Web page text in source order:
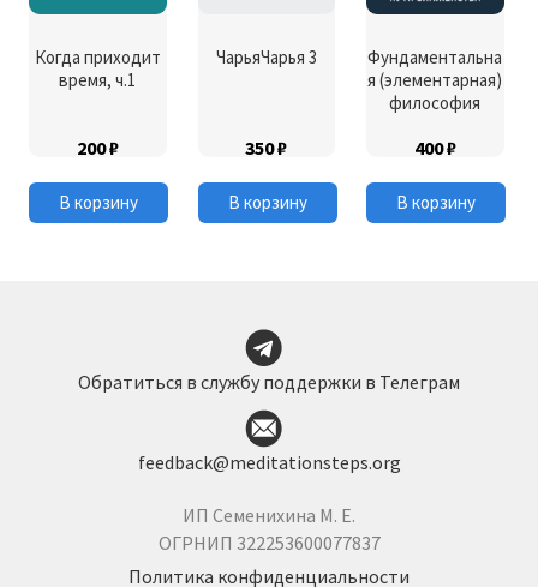
Когда приходит
время, ч.1
200₽
В корзину
ЧарьяЧарья 3
350₽
В корзину
Фундаментальна
я (элементарная)
философия
400₽
В корзину
Обратиться в службу поддержки в Телеграм
feedback@meditationsteps.org
ИП Семенихина М. Е.
ОГРНИП 322253600077837
Политика конфиденциальности